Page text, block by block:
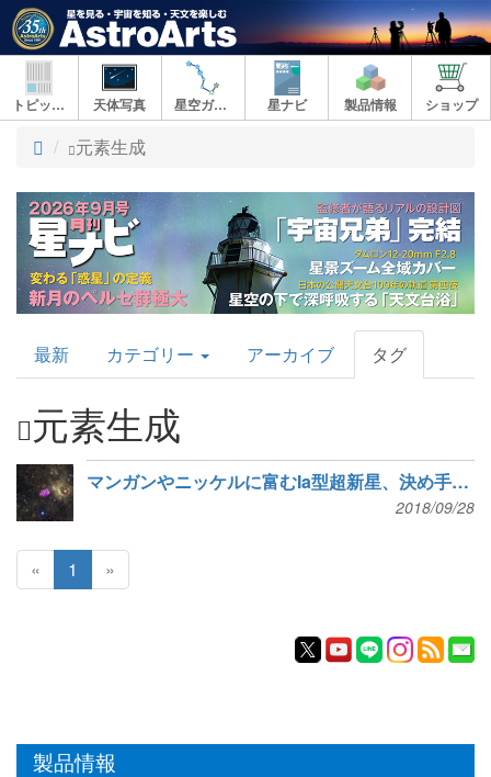
トピックス 天体写真 星空ガイド 星ナビ 製品情報 ショップ
ト
プ
元素生成
AstroArts
Topics
最新 カテゴリー アーカイブ タグ
元素生成
マンガンやニッケルに富むIa型超新星、決め手は質量と金属量
2018/09/28
« 1 »
製品情報